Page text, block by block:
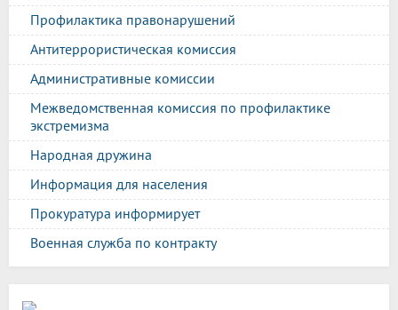
Профилактика правонарушений
Антитеррористическая комиссия
Административные комиссии
Межведомственная комиссия по профилактике
экстремизма
Народная дружина
Информация для населения
Прокуратура информирует
Военная служба по контракту